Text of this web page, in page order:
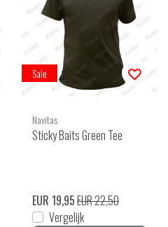
Sale
Navitas
Sticky Baits Green Tee
EUR 19,95EUR 22,50
Vergelijk